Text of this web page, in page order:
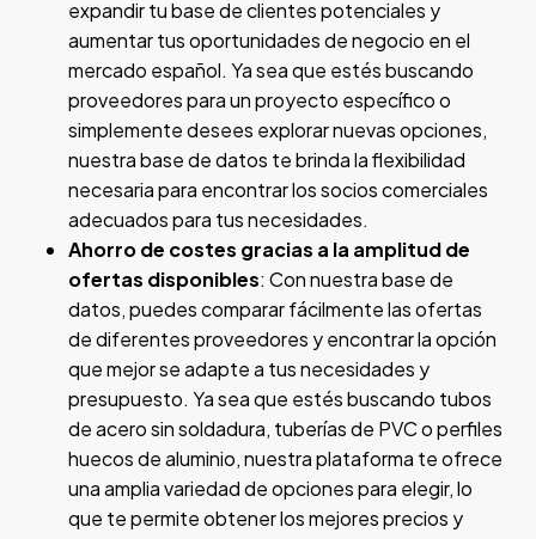
expandir tu base de clientes potenciales y
aumentar tus oportunidades de negocio en el
mercado español. Ya sea que estés buscando
proveedores para un proyecto específico o
simplemente desees explorar nuevas opciones,
nuestra base de datos te brinda la flexibilidad
necesaria para encontrar los socios comerciales
adecuados para tus necesidades.
Ahorro de costes gracias a la amplitud de
ofertas disponibles: Con nuestra base de
datos, puedes comparar fácilmente las ofertas
de diferentes proveedores y encontrar la opción
que mejor se adapte a tus necesidades y
presupuesto. Ya sea que estés buscando tubos
de acero sin soldadura, tuberías de PVC o perfiles
huecos de aluminio, nuestra plataforma te ofrece
una amplia variedad de opciones para elegir, lo
que te permite obtener los mejores precios y